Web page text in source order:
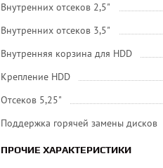
Внутренних отсеков 2,5"
Внутренних отсеков 3,5"
Внутренняя корзина для HDD
Крепление HDD
Отсеков 5,25"
Поддержка горячей замены дисков
ПРОЧИЕ ХАРАКТЕРИСТИКИ